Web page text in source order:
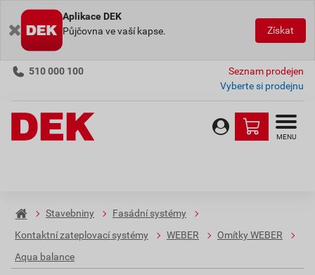
Aplikace DEK
Půjčovna ve vaší kapse.
Získat
510 000 100
Seznam prodejen
Vyberte si prodejnu
MENU
Stavebniny
Fasádní systémy
Kontaktní zateplovací systémy
WEBER
Omítky WEBER
Aqua balance